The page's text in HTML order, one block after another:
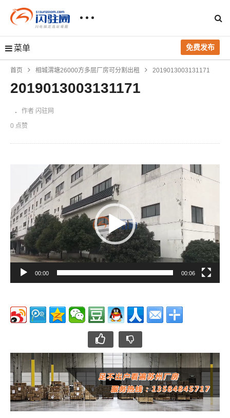
菜单 免费发布
首页 相城渭塘26000方多层厂房可分割出租 2019013003131171
2019013003131171
作者 闪驻网
0 点赞
放
器
00:00 00:06